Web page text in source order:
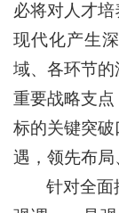
必将对人才
现代化产生
域、各环节
重要战略支点
标的关键突
遇，领先布局
针对全面